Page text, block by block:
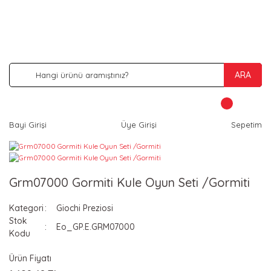
ARA
Bayi Girişi Üye Girişi Sepetim
Grm07000 Gormiti Kule Oyun Seti /Gormiti
Kategori
Giochi Preziosi
Stok
Kodu
Eo_GP.E.GRM07000
Ürün Fiyatı